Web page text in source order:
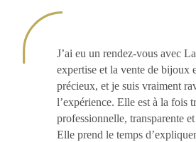
J’ai eu un rendez-vous avec
expertise et la vente de bijoux
précieux, et je suis vraiment
l’expérience. Elle est à la fois très
professionnelle, transparente et
Elle prend le temps